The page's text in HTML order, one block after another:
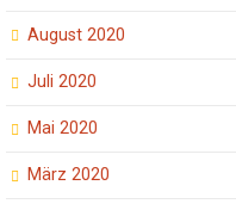
August 2020
Juli 2020
Mai 2020
März 2020